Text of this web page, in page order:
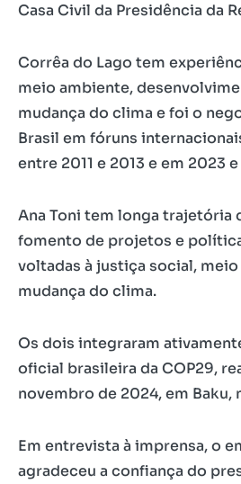
Casa Civil da Presidência da
Corrêa do Lago tem
meio ambiente,
mudança do clima e foi o
Brasil em fóruns
entre 2011 e 2013 e em 2023
Ana Toni tem longa trajetória
fomento de projetos e
voltadas à justiça social,
mudança do clima.
Os dois integraram
oficial brasileira da COP29,
novembro de 2024, em Baku,
Em entrevista à imprensa, o
agradeceu a confiança do